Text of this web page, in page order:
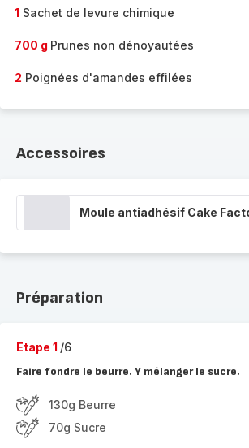
1 Sachet de levure chimique
700 g Prunes non dénoyautées
2 Poignées d'amandes effilées
Accessoires
Moule antiadhésif Cake
Préparation
Etape 1 /6
Faire fondre le beurre. Y mélanger le sucre.
130g Beurre
70g Sucre